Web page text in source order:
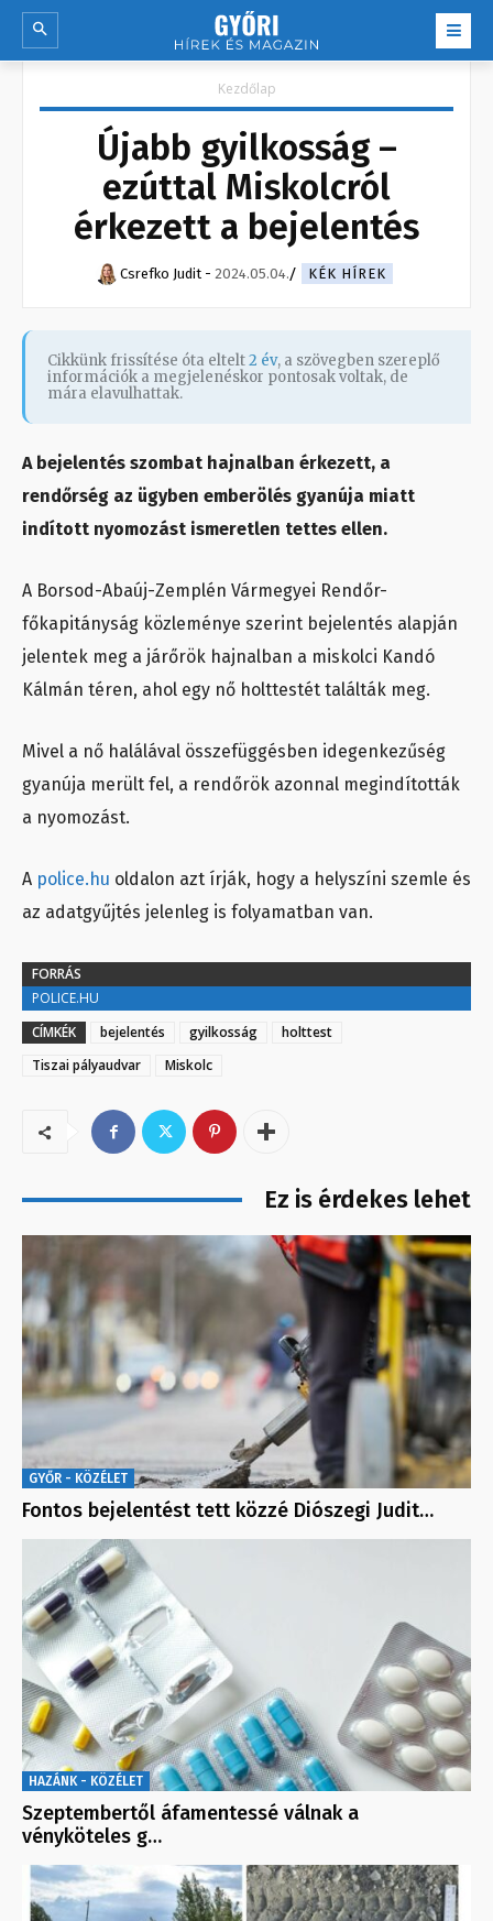
Kezdőlap
Újabb gyilkosság –
ezúttal Miskolcról
érkezett a bejelentés
Csrefko Judit - 2024.05.04. KÉK HÍREK
Cikkünk frissítése óta eltelt2 év, a szövegben szereplő
információk a megjelenéskor pontosak voltak, de
mára elavulhattak.
A bejelentés szombat hajnalban érkezett, a
rendőrség az ügyben emberölés gyanúja miatt
indított nyomozást ismeretlen tettes ellen.
A Borsod-Abaúj-Zemplén Vármegyei Rendőr-
főkapitányság közleménye szerint bejelentés alapján
jelentek meg a járőrök hajnalban a miskolci Kandó
Kálmán téren, ahol egy nő holttestét találták meg.
Mivel a nő halálával összefüggésben idegenkezűség
gyanúja merült fel, a rendőrök azonnal megindították
a nyomozást.
A police.hu oldalon azt írják, hogy a helyszíni szemle és
az adatgyűjtés jelenleg is folyamatban van.
FORRÁS
POLICE.HU
CÍMKÉK
bejelentés gyilkosság
holttest
Tiszai pályaudvar
Miskolc
Ez is érdekes lehet
GYŐR - KÖZÉLET
Fontos bejelentést tett közzé Diószegi Judit…
HAZÁNK - KÖZÉLET
Szeptembertől áfamentessé válnak a
vényköteles g…